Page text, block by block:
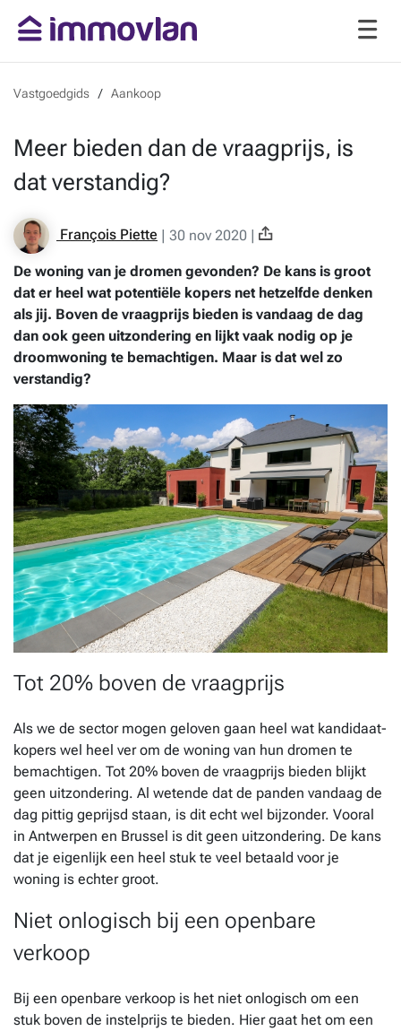
Vastgoedgids Aankoop
Meer bieden dan de vraagprijs, is
dat verstandig?
François Piette | 30 nov 2020 |
De woning van je dromen gevonden? De kans is groot
dat er heel wat potentiële kopers net hetzelfde denken
als jij. Boven de vraagprijs bieden is vandaag de dag
dan ook geen uitzondering en lijkt vaak nodig op je
droomwoning te bemachtigen. Maar is dat wel zo
verstandig?
Tot 20% boven de vraagprijs
Als we de sector mogen geloven gaan heel wat kandidaat-
kopers wel heel ver om de woning van hun dromen te
bemachtigen. Tot 20% boven de vraagprijs bieden blijkt
geen uitzondering. Al wetende dat de panden vandaag de
dag pittig geprijsd staan, is dit echt wel bijzonder. Vooral
in Antwerpen en Brussel is dit geen uitzondering. De kans
dat je eigenlijk een heel stuk te veel betaald voor je
woning is echter groot.
Niet onlogisch bij een openbare
verkoop
Bij een openbare verkoop is het niet onlogisch om een
stuk boven de instelprijs te bieden. Hier gaat het om een